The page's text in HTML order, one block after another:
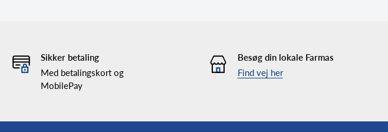
Sikker betaling
Med betalingskort og
MobilePay
Besøg din lokale Farmas
Find vej her